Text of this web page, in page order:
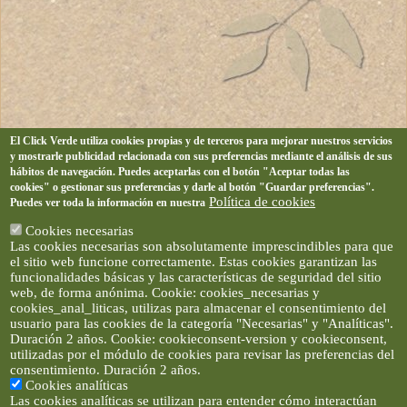
El Click Verde utiliza cookies propias y de terceros para mejorar nuestros servicios
y mostrarle publicidad relacionada con sus preferencias mediante el análisis de sus
hábitos de navegación. Puedes aceptarlas con el botón "Aceptar todas las
cookies" o gestionar sus preferencias y darle al botón "Guardar preferencias".
Puedes ver toda la información en nuestra Política de cookies
Cookies necesarias
Las cookies necesarias son absolutamente imprescindibles para que
el sitio web funcione correctamente. Estas cookies garantizan las
funcionalidades básicas y las características de seguridad del sitio
web, de forma anónima. Cookie: cookies_necesarias y
cookies_anal_liticas, utilizas para almacenar el consentimiento del
usuario para las cookies de la categoría "Necesarias" y "Analíticas".
Duración 2 años. Cookie: cookieconsent-version y cookieconsent,
utilizadas por el módulo de cookies para revisar las preferencias del
consentimiento. Duración 2 años.
Cookies analíticas
Las cookies analíticas se utilizan para entender cómo interactúan